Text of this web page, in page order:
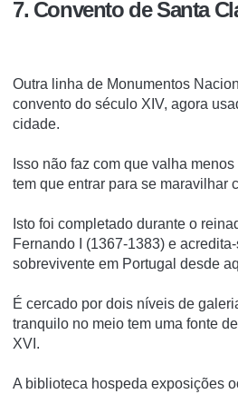
7. Convento de Santa
Outra linha de Monumentos
convento do século XIV, agora
cidade.
Isso não faz com que valha
tem que entrar para se maravilhar
Isto foi completado durante o
Fernando I (1367-1383) e
sobrevivente em Portugal desde
É cercado por dois níveis de
tranquilo no meio tem uma fonte
XVI.
A biblioteca hospeda exposições